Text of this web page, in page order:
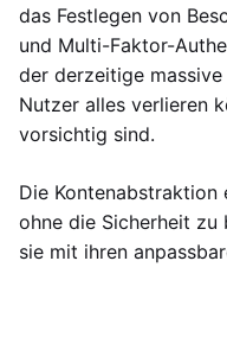
das Festlegen von
und Multi-Faktor-
der derzeitige
Nutzer alles verlieren
vorsichtig sind.
Die
ohne die Sicherheit
sie mit ihren